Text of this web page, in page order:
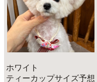
ホワイト
ティーカップサイズ予想